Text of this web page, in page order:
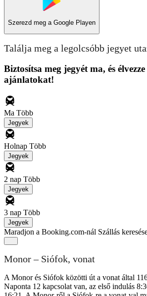
Szerezd meg a Google Playen
Találja meg a legolcsóbb jegyet
Biztosítsa meg jegyét ma, és
ajánlatokat!
Ma Több
Jegyek
Holnap Több
Jegyek
2 nap Több
Jegyek
3 nap Több
Jegyek
Maradjon a Booking.com-nál Szállás
Monor – Siófok, vonat
A Monor és Siófok közötti út a vonat által
Naponta 12 kapcsolat van, az első indulás